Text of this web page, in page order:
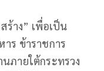
าง” เพื่อเป็น
ร ข้าราชการ
ภายใต้กระทรวง